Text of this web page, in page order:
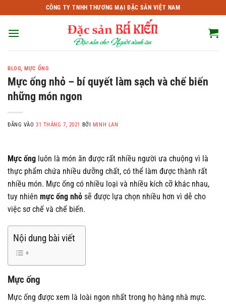
qua
nội
CÔNG TY TNHH THƯƠNG MẠI ĐẶC SẢN VIỆT NAM
BLOG,MỰC ỐNG
Mực ống nhỏ – bí quyết làm sạch và chế biến
những món ngon
ĐĂNG VÀO31 THÁNG 7, 2021 BỞI MINH LAN
Mực ống luôn là món ăn được rất nhiều người ưa chuộng vì là
thực phẩm chứa nhiều dưỡng chất, có thể làm được thành rất
nhiều món. Mực ống có nhiều loại và nhiều kích cỡ khác nhau,
tuy nhiên mực ống nhỏ sẽ được lựa chọn nhiều hơn vì dễ cho
việc sơ chế và chế biến.
Nội dung bài viết
Mực ống
Mực ống được xem là loài ngon nhất trong họ hàng nhà mực.